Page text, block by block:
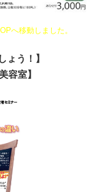
へ移動しました。
ょう！】
容室】